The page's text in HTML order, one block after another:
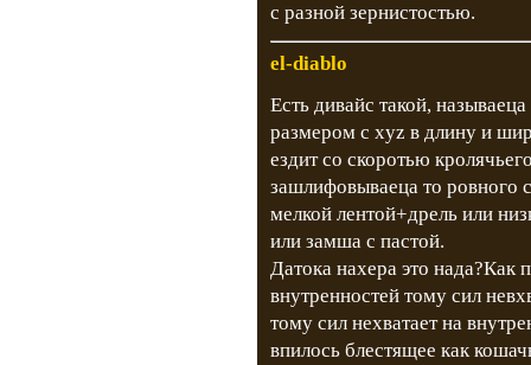
с разной зернистостью.
el-diablo
Есть дивайс такой,
размером с xyz в длину и
ездит со скоротью
зашлифовываеца то ровного
мелкой лентой+дрель или
или замша с пастой.
Датока нахера это нада?Как
внутренностей тому сил
тому сил нехватает на
впилось блестящее как